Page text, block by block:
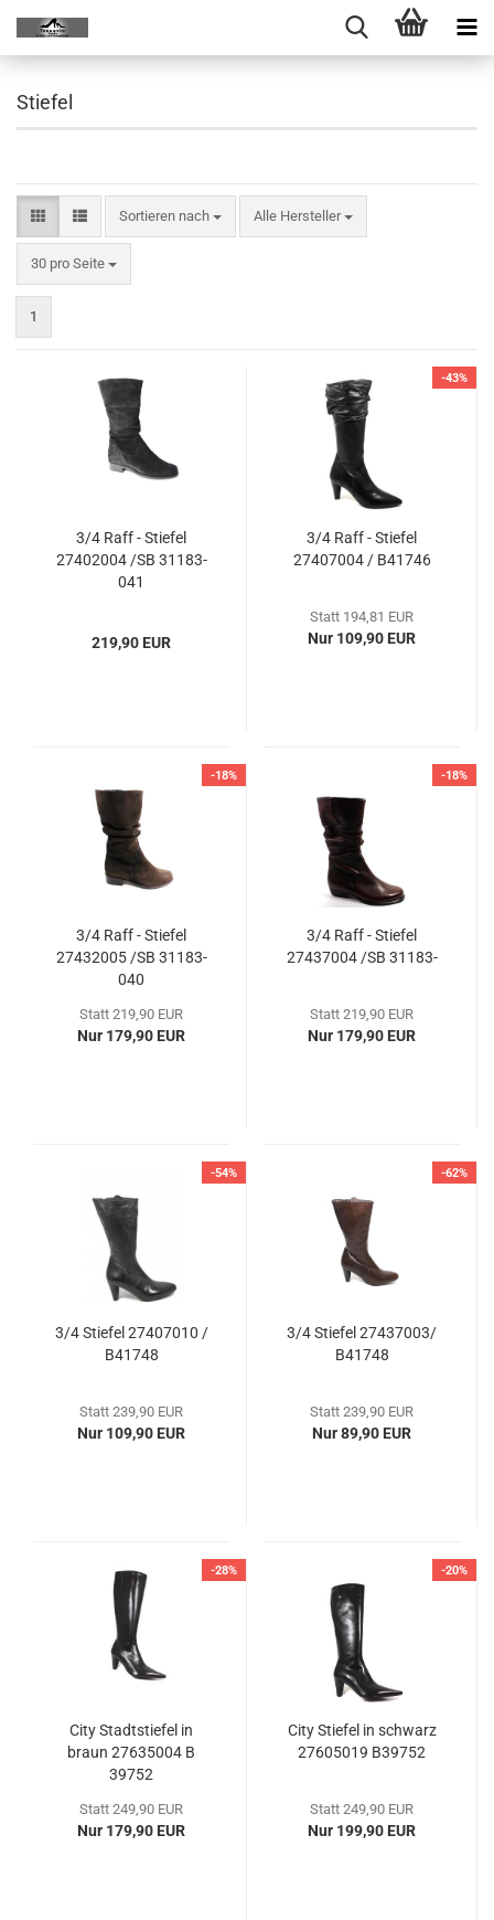
Stiefel
Sortieren nach Alle Hersteller
30 pro Seite
1
3/4 Raff - Stiefel
27402004 /SB 31183-
041
219,90 EUR
-43%
3/4 Raff - Stiefel
27407004 / B41746
Statt 194,81 EUR
Nur 109,90 EUR
-18%
3/4 Raff - Stiefel
27432005 /SB 31183-
040
Statt 219,90 EUR
Nur 179,90 EUR
-18%
3/4 Raff - Stiefel
27437004 /SB 31183-
Statt 219,90 EUR
Nur 179,90 EUR
-54%
3/4 Stiefel 27407010 /
B41748
Statt 239,90 EUR
Nur 109,90 EUR
-62%
3/4 Stiefel 27437003/
B41748
Statt 239,90 EUR
Nur 89,90 EUR
-28%
City Stadtstiefel in
braun 27635004 B
39752
Statt 249,90 EUR
Nur 179,90 EUR
-20%
City Stiefel in schwarz
27605019 B39752
Statt 249,90 EUR
Nur 199,90 EUR